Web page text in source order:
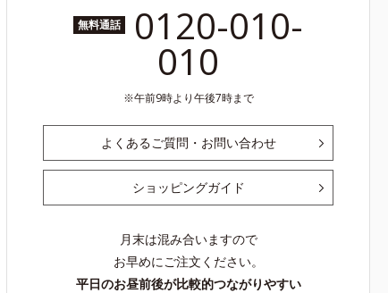
無料通話 0120-010-
010
午前9時より午後7時まで
よくあるご質問・お問い合わせ
ショッピングガイド
月末は混み合いますので
お早めにご注文ください。
平日のお昼前後が比較的つながりやすい